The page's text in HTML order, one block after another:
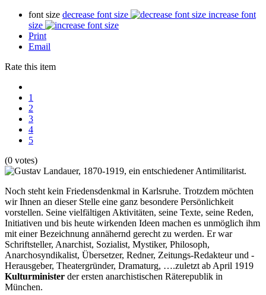
font size decrease font size
increase font
size
Print
Email
Rate this item
1
2
3
4
5
(0 votes)
Noch steht kein Friedensdenkmal in Karlsruhe. Trotzdem möchten
wir Ihnen an dieser Stelle eine ganz besondere Persönlichkeit
vorstellen. Seine vielfältigen Aktivitäten, seine Texte, seine Reden,
Initiativen und bis heute wirkenden Ideen machen es unmöglich ihm
mit einer Bezeichnung annähernd gerecht zu werden. Er war
Schriftsteller, Anarchist, Sozialist, Mystiker, Philosoph,
Anarchosyndikalist, Übersetzer, Redner, Zeitungs-Redakteur und -
Herausgeber, Theatergründer, Dramaturg, ….zuletzt ab April 1919
Kulturminister der ersten anarchistischen Räterepublik in
München.